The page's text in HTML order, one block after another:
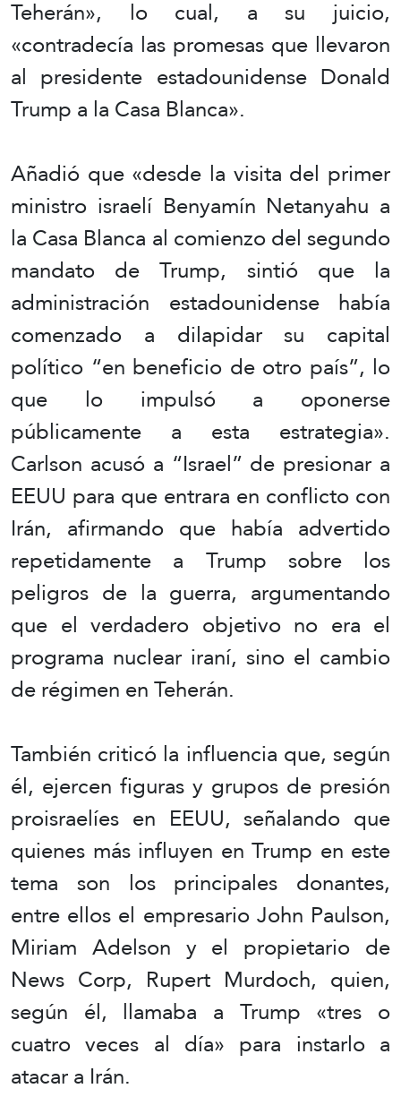
Teherán», lo cual, a su juicio,
«contradecía las promesas que llevaron
al presidente estadounidense Donald
Trump a la Casa Blanca».
Añadió que «desde la visita del primer
ministro israelí Benyamín Netanyahu a
la Casa Blanca al comienzo del segundo
mandato de Trump, sintió que la
administración estadounidense había
comenzado a dilapidar su capital
político “en beneficio de otro país”, lo
que lo impulsó a oponerse
públicamente a esta estrategia».
Carlson acusó a “Israel” de presionar a
EEUU para que entrara en conflicto con
Irán, afirmando que había advertido
repetidamente a Trump sobre los
peligros de la guerra, argumentando
que el verdadero objetivo no era el
programa nuclear iraní, sino el cambio
de régimen en Teherán.
También criticó la influencia que, según
él, ejercen figuras y grupos de presión
proisraelíes en EEUU, señalando que
quienes más influyen en Trump en este
tema son los principales donantes,
entre ellos el empresario John Paulson,
Miriam Adelson y el propietario de
News Corp, Rupert Murdoch, quien,
según él, llamaba a Trump «tres o
cuatro veces al día» para instarlo a
atacar a Irán.